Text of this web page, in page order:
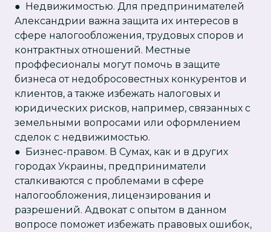
● Недвижимостью. Для предпринимателей
Александрии важна защита их интересов в
сфере налогообложения, трудовых споров и
контрактных отношений. Местные
проффесионалы могут помочь в защите
бизнеса от недобросовестных конкурентов и
клиентов, а также избежать налоговых и
юридических рисков, например, связанных с
земельными вопросами или оформлением
сделок с недвижимостью.
● Бизнес-правом. В Сумах, как и в других
городах Украины, предприниматели
сталкиваются с проблемами в сфере
налогообложения, лицензирования и
разрешений. Адвокат с опытом в данном
вопросе поможет избежать правовых ошибок,